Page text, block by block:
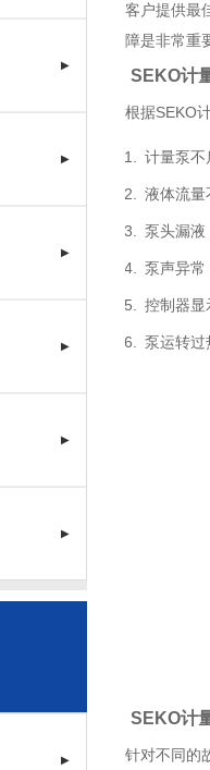
▶
▶
▶
▶
▶
▶
▶
客户提供最
障是非常重
SEKO计
根据SEKO
计量泵不
液体流量
泵头漏液
泵声异常
控制器显
泵运转过
SEKO计
针对不同的